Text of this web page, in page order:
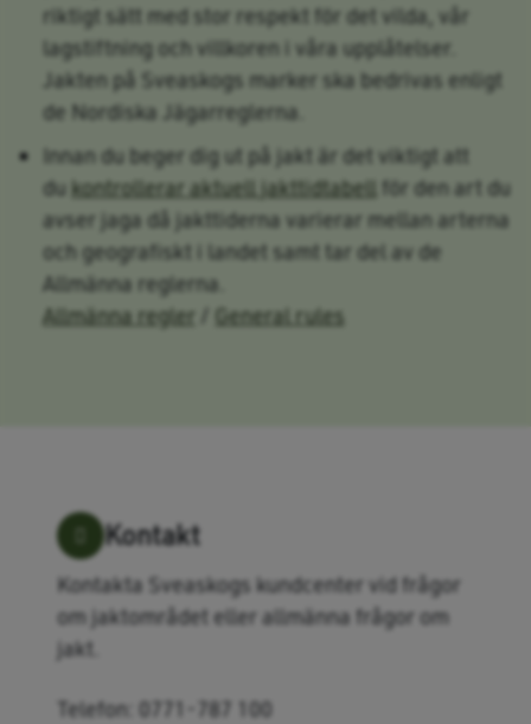
riktigt sätt med stor respekt för det vilda, vår
lagstiftning och villkoren i våra upplåtelser.
Jakten på Sveaskogs marker ska bedrivas enligt
de Nordiska Jägarreglerna.
Innan du beger dig ut på jakt är det viktigt att
du kontrollerar aktuell jakttidtabell för den art du
avser jaga då jakttiderna varierar mellan arterna
och geografiskt i landet samt tar del av de
Allmänna reglerna.
Allmänna regler
General rules
Kontakt
Kontakta Sveaskogs kundcenter vid frågor
om jaktområdet eller allmänna frågor om
jakt.
Telefon: 0771-787 100